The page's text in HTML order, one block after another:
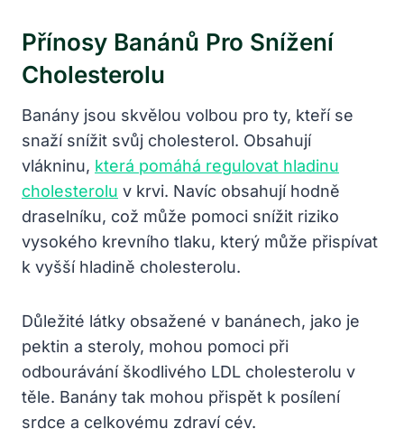
Přínosy Banánů Pro Snížení
Cholesterolu
Banány jsou skvělou volbou pro ty, kteří se
snaží snížit svůj cholesterol. Obsahují
vlákninu, která pomáhá regulovat hladinu
cholesterolu v krvi. Navíc obsahují hodně
draselníku, což může pomoci snížit riziko
vysokého krevního tlaku, který může přispívat
k vyšší hladině cholesterolu.
Důležité látky obsažené v banánech, jako je
pektin a steroly, mohou pomoci při
odbourávání škodlivého LDL cholesterolu v
těle. Banány tak mohou přispět k posílení
srdce a celkovému zdraví cév.